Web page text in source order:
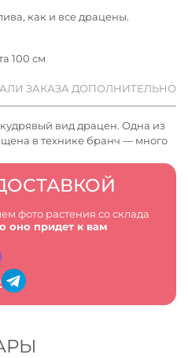
как и все драцены.
100 см
фото растения со склада
оно придет к вам
ЗАКАЗА ДОПОЛНИТЕЛЬНО
вид драцен. Одна из
в технике бранч — много